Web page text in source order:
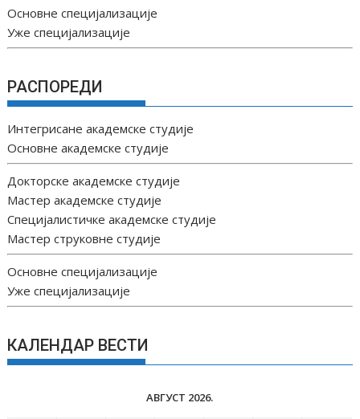
Основне специјализације
Уже специјализације
РАСПОРЕДИ
Интегрисане академске студије
Основне академске студије
Докторске академске студије
Мастер академске студије
Специјалистичке академске студије
Мастер струковне студије
Основне специјализације
Уже специјализације
КАЛЕНДАР ВЕСТИ
АВГУСТ 2026.